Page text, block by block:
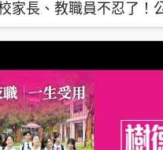
家長、教職員不忍了！